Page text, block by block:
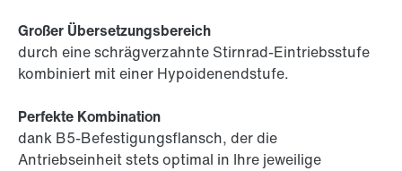
Großer Übersetzungsbereich
durch eine schrägverzahnte Stirnrad-Eintriebsstufe
kombiniert mit einer Hypoidenendstufe.
Perfekte Kombination
dank B5-Befestigungsflansch, der die
Antriebseinheit stets optimal in Ihre jeweilige